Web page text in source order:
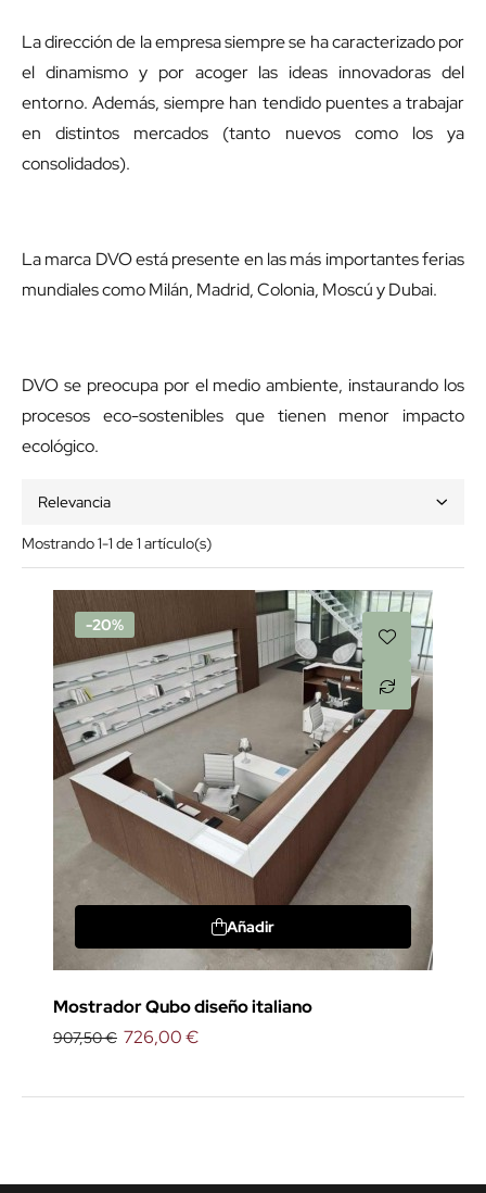
La dirección de la empresa siempre se ha caracterizado por
el dinamismo y por acoger las ideas innovadoras del
entorno. Además, siempre han tendido puentes a trabajar
en distintos mercados (tanto nuevos como los ya
consolidados).
La marca DVO está presente en las más importantes ferias
mundiales como Milán, Madrid, Colonia, Moscú y Dubai.
DVO se preocupa por el medio ambiente, instaurando los
procesos eco-sostenibles que tienen menor impacto
ecológico.
Relevancia
Mostrando 1-1 de 1 artículo(s)
-20%
Añadir
Mostrador Qubo diseño italiano
907,50 € 726,00 €